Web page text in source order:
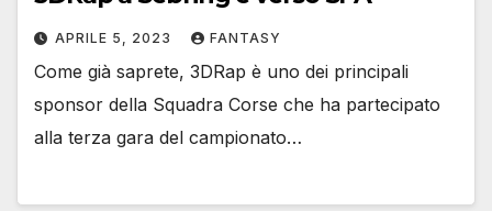
APRILE 5, 2023 FANTASY
Come già saprete, 3DRap è uno dei principali
sponsor della Squadra Corse che ha partecipato
alla terza gara del campionato…